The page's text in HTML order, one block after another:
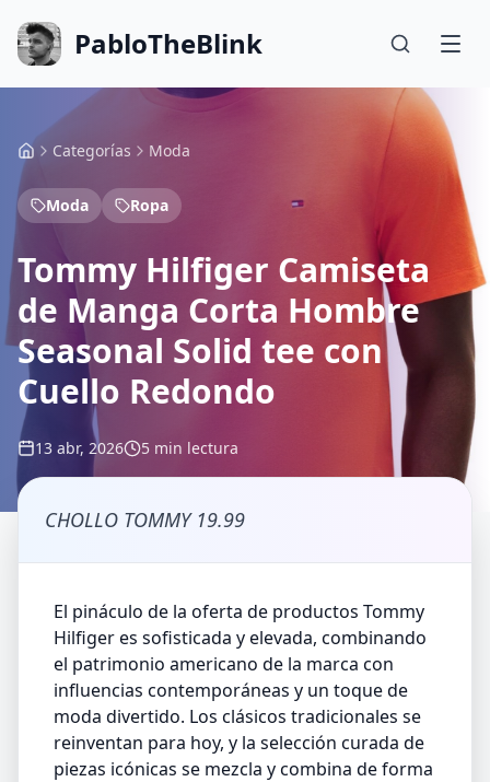
PabloTheBlink
Categorías Moda
Moda Ropa
Tommy Hilfiger Camiseta
de Manga Corta Hombre
Seasonal Solid tee con
Cuello Redondo
13 abr, 2026 5 min lectura
CHOLLO TOMMY 19.99
El pináculo de la oferta de productos Tommy
Hilfiger es sofisticada y elevada, combinando
el patrimonio americano de la marca con
influencias contemporáneas y un toque de
moda divertido. Los clásicos tradicionales se
reinventan para hoy, y la selección curada de
piezas icónicas se mezcla y combina de forma